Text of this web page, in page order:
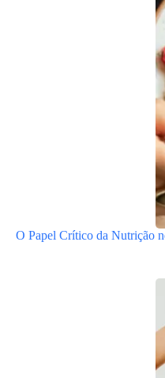
O Papel Crítico da Nutrição